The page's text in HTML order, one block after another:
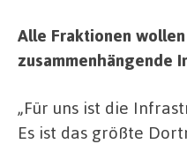
Alle Fraktionen
zusammenhängende
„Für uns ist die
Es ist das größte